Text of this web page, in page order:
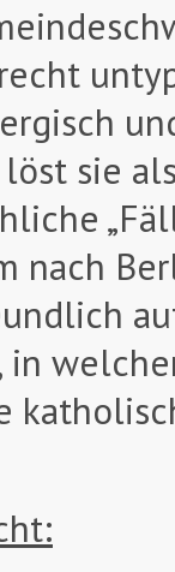
sie
nach
in